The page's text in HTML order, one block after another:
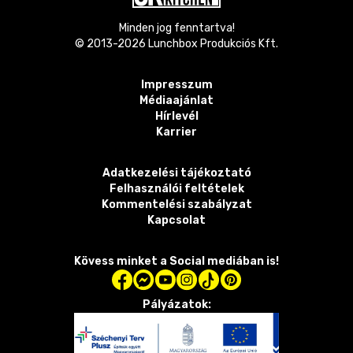
Minden jog fenntartva!
© 2013-2026 Lunchbox Produkciós Kft.
Impresszum
Médiaajánlat
Hírlevél
Karrier
Adatkezelési tájékoztató
Felhasználói feltételek
Kommentelési szabályzat
Kapcsolat
Kövess minket a Social mediában is!
Pályázatok: